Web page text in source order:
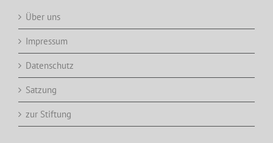
Über uns
Impressum
Datenschutz
Satzung
zur Stiftung